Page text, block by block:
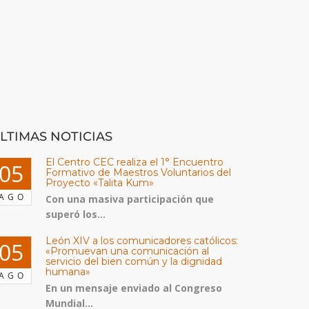
NOTICIAS
El Centro CEC realiza el 1° Encuentro
Formativo de Maestros Voluntarios del
Proyecto «Talita Kum»
Con una masiva participación que
superó los...
León XIV a los comunicadores católicos:
«Promuevan una comunicación al
servicio del bien común y la dignidad
humana»
En un mensaje enviado al Congreso
Mundial...